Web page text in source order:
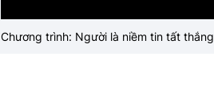
Chương trình: Người là niềm tin tất thắng